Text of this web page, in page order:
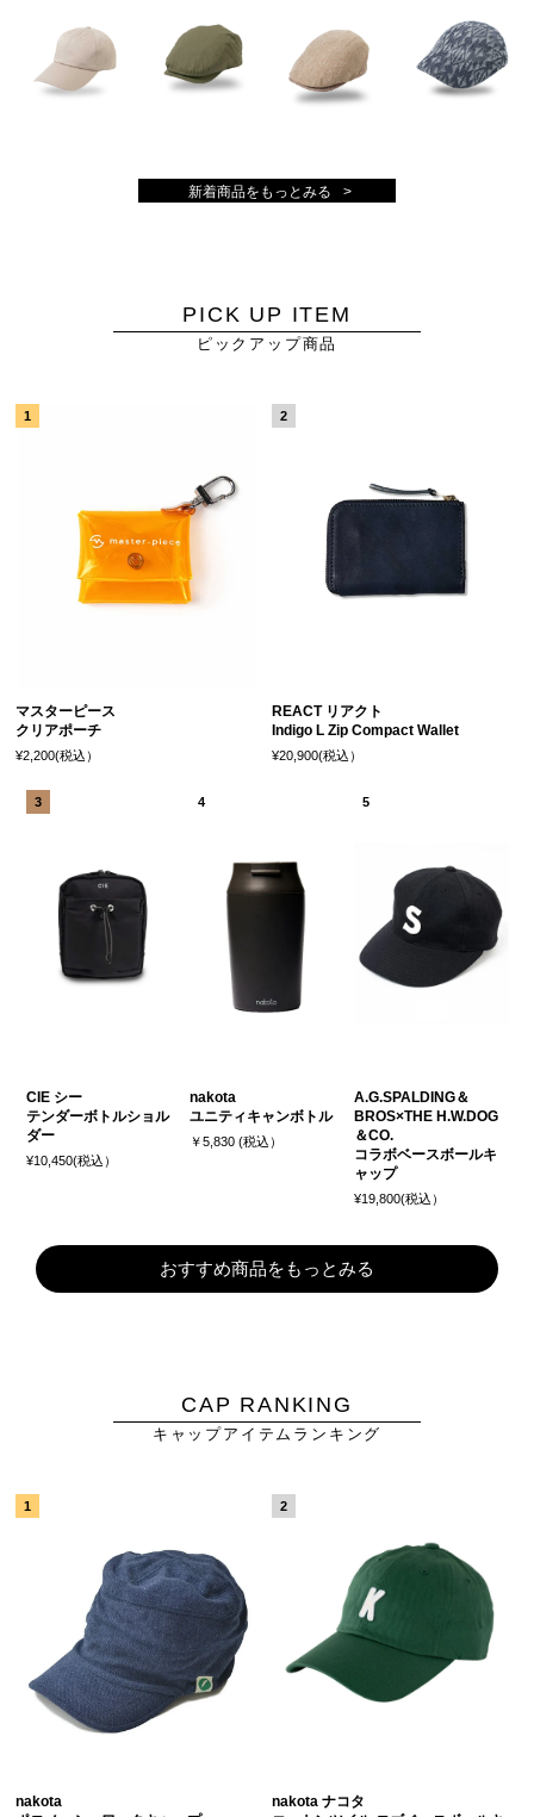
新着商品をもっとみる
PICK UP ITEM
ピックアップ商品
マスターピース
クリアポーチ
¥2,200(税込）
REACT リアクト
Indigo L Zip Compact Wallet
¥20,900(税込）
CIE シー
テンダーボトルショル
ダー
¥10,450(税込）
nakota
ユニティキャンボトル
￥5,830 (税込）
A.G.SPALDING＆
BROS×THE H.W.DOG
＆CO.
コラボベースボールキ
ャップ
¥19,800(税込）
おすすめ商品をもっとみる
CAP RANKING
キャップアイテムランキング
nakota
nakota ナコタ